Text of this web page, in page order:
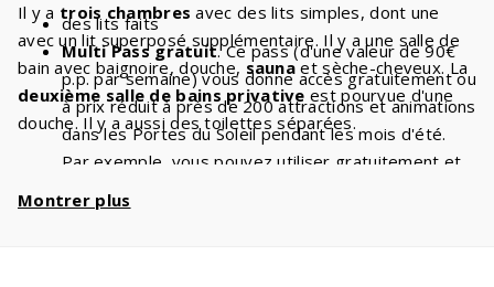
Il y a trois chambres avec des lits simples, dont une
avec un lit superposé supplémentaire. Il y a une salle de
bain avec baignoire, douche, saunaet sèche-cheveux. La
deuxième salle de bains privative est pourvue d'une
douche. Il y a aussi des toilettes séparées.
des lits faits
Multi Pass gratuit. Ce pass (d'une valeur de 90€
p.p. par semaine) vous donne accès gratuitement ou
à prix réduit à près de 200 attractions et animations
dans les Portes du Soleil pendant les mois d'été.
Par exemple, vous pouvez utiliser gratuitement et
de manière illimitée les
téléphériques
Montrer plus